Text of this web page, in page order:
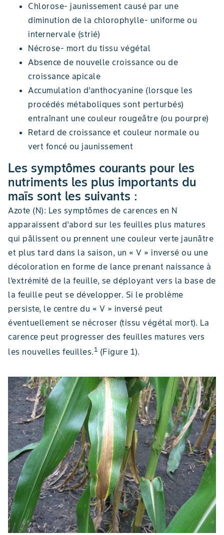
Chlorose- jaunissement causé par une
diminution de la chlorophylle- uniforme ou
internervale (strié)
Nécrose- mort du tissu végétal
Absence de nouvelle croissance ou de
croissance apicale
Accumulation d’anthocyanine (lorsque les
procédés métaboliques sont perturbés)
entraînant une couleur rougeâtre (ou pourpre)
Retard de croissance et couleur normale ou
vert foncé ou jaunissement
Les symptômes courants pour les
nutriments les plus importants du
maïs sont les suivants :
Azote (N): Les symptômes de carences en N
apparaissent d’abord sur les feuilles plus matures
qui pâlissent ou prennent une couleur verte jaunâtre
et plus tard dans la saison, un « V » inversé ou une
décoloration en forme de lance prenant naissance à
l’extrémité de la feuille, se déployant vers la base de
la feuille peut se développer. Si le problème
persiste, le centre du « V » inversé peut
éventuellement se nécroser (tissu végétal mort). La
carence peut progresser des feuilles matures vers
les nouvelles feuilles.1 (Figure 1).